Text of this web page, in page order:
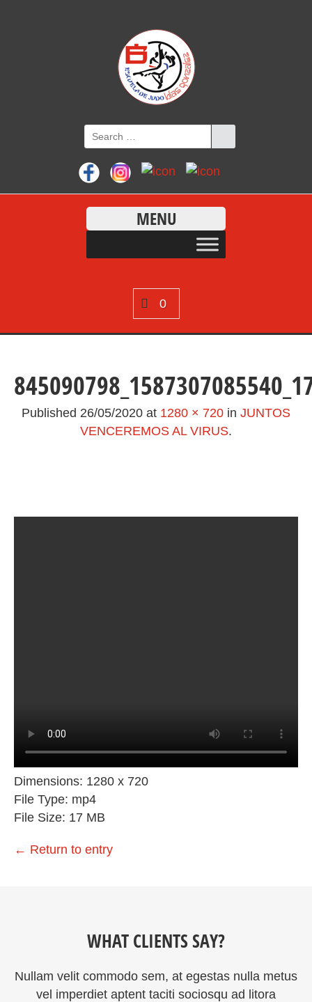
MENU
0
Published 26/05/2020 at 1280 × 720 in JUNTOS
VENCEREMOS AL VIRUS.
Dimensions: 1280 x 720
File Type: mp4
File Size: 17 MB
← Return to entry
WHAT CLIENTS SAY?
Nullam velit commodo sem, at egestas nulla metus
vel imperdiet aptent taciti sociosqu ad litora